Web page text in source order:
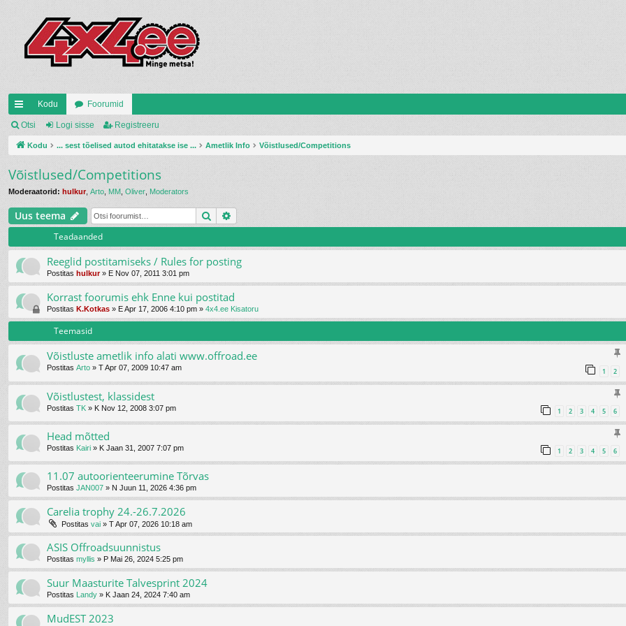
iirl
in
d
Kodu Foorumid
Otsi Logi sisse Registreeru
Kodu ... sest tõelised autod ehitatakse ise ... Ametlik Info Võistlused/Competitions
Võistlused/Competitions
Moderaatorid: hulkur Arto MM Oliver Moderators
Uus teema Otsi
Teadaanded
Reeglid postitamiseks / Rules for posting
Postitas hulkur» E Nov 07, 2011 3:01 pm
Korrast foorumis ehk Enne kui postitad
Postitas K.Kotkas » E Apr 17, 2006 4:10 pm » 4x4.ee Kisatoru
Teemasid
Võistluste ametlik info alati www.offroad.ee
Postitas Arto » T Apr 07, 2009 10:47 am 1 2
Võistlustest, klassidest
Postitas TK » K Nov 12, 2008 3:07 pm 1 2 3 4 5 6
Head mõtted
Postitas Kairi » K Jaan 31, 2007 7:07 pm 1 2 3 4 5 6
11.07 autoorienteerumine Tõrvas
Postitas JAN007 » N Juun 11, 2026 4:36 pm
Carelia trophy 24.-26.7.2026
Postitas vai » T Apr 07, 2026 10:18 am
ASIS Offroadsuunnistus
Postitas myllis » P Mai 26, 2024 5:25 pm
Suur Maasturite Talvesprint 2024
Postitas Landy » K Jaan 24, 2024 7:40 am
MudEST 2023